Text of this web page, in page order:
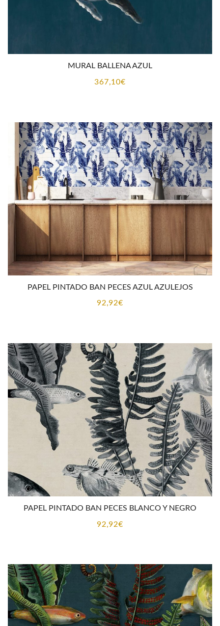
MURAL BALLENA AZUL
367,10€
PAPEL PINTADO BAN PECES AZUL AZULEJOS
92,92€
PAPEL PINTADO BAN PECES BLANCO Y NEGRO
92,92€